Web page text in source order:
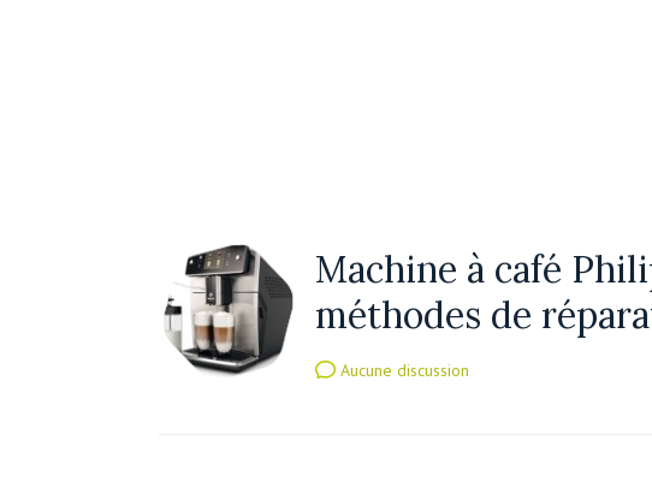
Machine à café
méthodes de
Aucune discussion